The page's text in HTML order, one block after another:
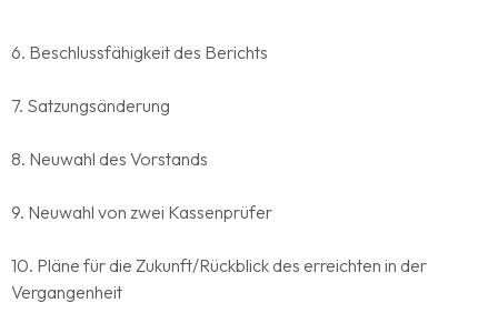
6. Beschlussfähigkeit des Berichts
7. Satzungsänderung
8. Neuwahl des Vorstands
9. Neuwahl von zwei Kassenprüfer
10. Pläne für die Zukunft/Rückblick des erreichten in der
Vergangenheit